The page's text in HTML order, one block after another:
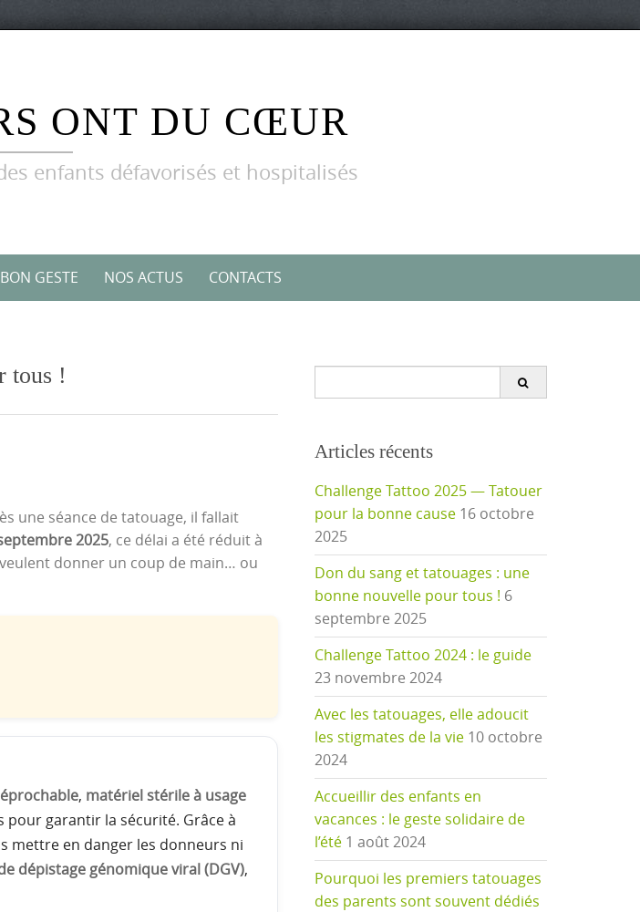
ONT DU CŒUR
enfants défavorisés et hospitalisés
GESTE NOS ACTUS CONTACTS
tous !
une séance de tatouage, il fallait
2025, ce délai a été réduit à
donner un coup de main… ou
, matériel stérile à usage
garantir la sécurité. Grâce à
mettre en danger les donneurs ni
dépistage génomique viral (DGV),
Articles récents
Challenge Tattoo 2025 — Tatouer
pour la bonne cause 16 octobre
2025
Don du sang et tatouages : une
bonne nouvelle pour tous ! 6
septembre 2025
Challenge Tattoo 2024 : le guide
23 novembre 2024
Avec les tatouages, elle adoucit
les stigmates de la vie 10 octobre
2024
Accueillir des enfants en
vacances : le geste solidaire de
l’été 1 août 2024
Pourquoi les premiers tatouages
des parents sont souvent dédiés